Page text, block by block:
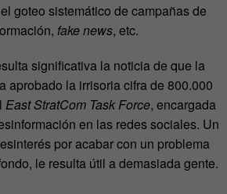
goteo sistemático de campañas de
fake news, etc.
significativa la noticia de que la
aprobado la irrisoria cifra de 800.000
East StratCom Task Force, encargada
en las redes sociales. Un
por acabar con un problema
le resulta útil a demasiada gente.